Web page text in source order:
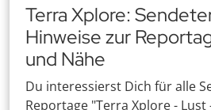
Terra Xplore:
Hinweise zur
und Nähe
Du interessierst Dich für alle
Reportage "Terra Xplore - Lust